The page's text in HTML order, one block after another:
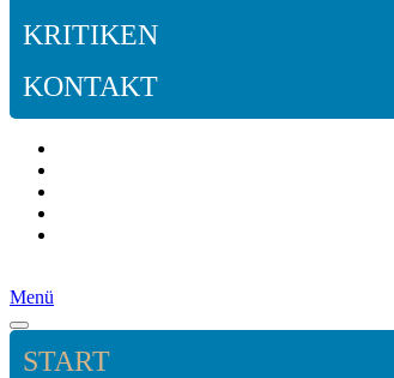
KRITIKEN
KONTAKT
Menü
START